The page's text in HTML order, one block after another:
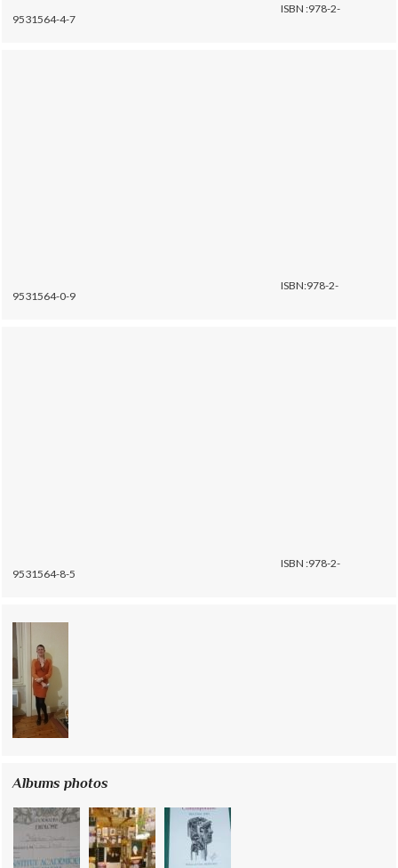
ISBN :978-2-
9531564-4-7
ISBN:978-2-
9531564-0-9
ISBN :978-2-
9531564-8-5
Albums photos